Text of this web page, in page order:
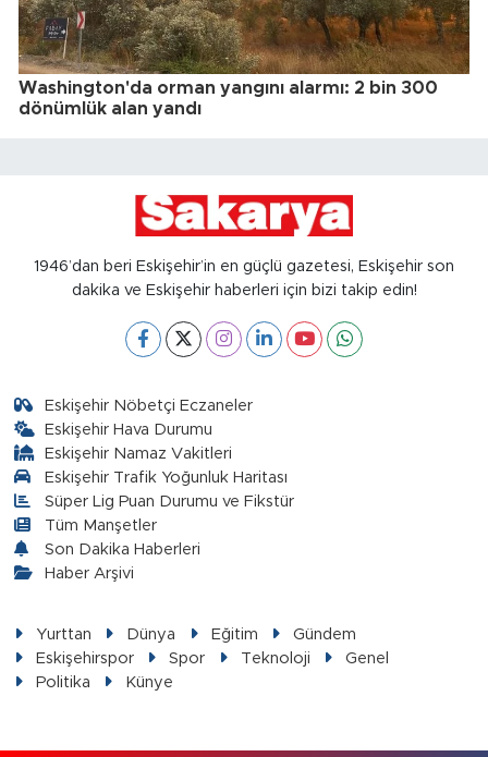
Washington'da orman yangını alarmı: 2 bin 300
dönümlük alan yandı
1946’dan beri Eskişehir’in en güçlü gazetesi, Eskişehir son
dakika ve Eskişehir haberleri için bizi takip edin!
Eskişehir Nöbetçi Eczaneler
Eskişehir Hava Durumu
Eskişehir Namaz Vakitleri
Eskişehir Trafik Yoğunluk Haritası
Süper Lig Puan Durumu ve Fikstür
Tüm Manşetler
Son Dakika Haberleri
Haber Arşivi
Yurttan Dünya Eğitim
Gündem
Eskişehirspor
Spor Teknoloji
Genel
Politika
Künye